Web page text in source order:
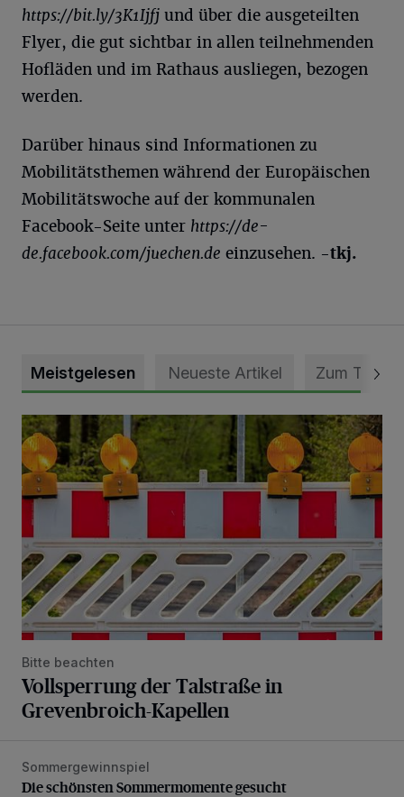
https://bit.ly/3K1Ijfj und über die ausgeteilten
Flyer, die gut sichtbar in allen teilnehmenden
Hofläden und im Rathaus ausliegen, bezogen
werden.
Darüber hinaus sind Informationen zu
Mobilitätsthemen während der Europäischen
Mobilitätswoche auf der kommunalen
Facebook-Seite unter https://de-
de.facebook.com/juechen.de einzusehen. -tkj.
Meistgelesen Neueste Artikel Zum Thema
Vollsperrung der Talstraße in Grevenbroich-Kapellen
Bitte beachten
Vollsperrung der Talstraße in
Grevenbroich-Kapellen
Die schönsten Sommermomente gesucht
Sommergewinnspiel
Die schönsten Sommermomente gesucht